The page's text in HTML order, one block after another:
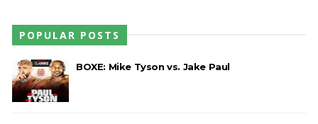
POPULAR POSTS
BOXE: Mike Tyson vs. Jake Paul